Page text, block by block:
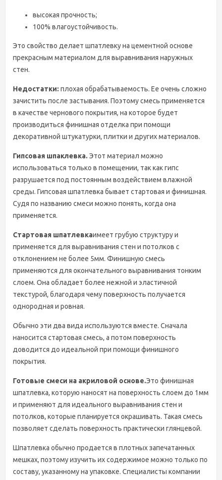
высокая прочность;
100% влагоустойчивость.
Это свойство делает шпатлевку на цементной основе
прекрасным материалом для выравнивания наружных
стен.
Недостатки: плохая обрабатываемость. Ее очень сложно
зачистить после застывания. Поэтому смесь применяется
в качестве чернового покрытия, на которое будет
производиться финишная отделка при помощи
декоративной штукатурки, плитки и других материалов.
Гипсовая шпаклевка. Этот материал можно
использоваться только в помещении, так как гипс
разрушается под постоянным воздействием влажной
среды. Гипсовая шпатлевка бывает стартовая и финишная.
Судя по названию смеси можно понять, когда она
применяется.
Стартовая шпатлевкаимеет грубую структуру и
применяется для выравнивания стен и потолков с
отклонением не более 5мм. Финишную смесь
применяются для окончательного выравнивания тонким
слоем. Она обладает более нежной и эластичной
текстурой, благодаря чему поверхность получается
однородная и ровная.
Обычно эти два вида используются вместе. Сначала
наносится стартовая смесь, а потом поверхность
доводится до идеальной при помощи финишного
покрытия.
Готовые смеси на акриловой основе.Это финишная
шпатлевка, которую наносят на поверхность слоем до 1мм
и применяют для идеального выравнивания стен и
потолков, которые планируется окрашивать. Такая смесь
позволяет сделать поверхность практически глянцевой.
Шпатлевка обычно продается в плотных запечатанных
мешках, поэтому изучить их содержимое можно только по
составу, указанному на упаковке. Специалисты компании